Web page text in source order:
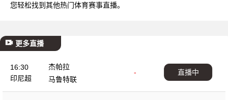
您轻松找到其他热门体育赛事直播。
更多直播
16:30
印尼超
杰帕拉
-
马鲁特联
直播中